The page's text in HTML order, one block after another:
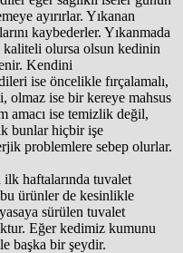
ayırırlar. Yıkanan
kaybederler. Yıkanmada
kaliteli olursa olsun kedinin
Kendini
ise öncelikle fırçalamalı,
olmaz ise bir kereye mahsus
amacı ise temizlik değil,
bunlar hiçbir işe
problemlere sebep olurlar.
ilk haftalarında tuvalet
ürünler de kesinlikle
sürülen tuvalet
Eğer kedimiz kumunu
başka bir şeydir.